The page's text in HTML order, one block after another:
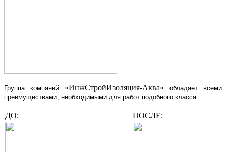
Группа компаний «ИнжСтройИзоляция-Аква» обладает всеми
преимуществами, необходимыми для работ подобного класса:
ДО: ПОСЛЕ: